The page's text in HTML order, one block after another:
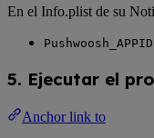
En el Info.plist de su
Pushwoosh_APPID
5. Ejecutar el
Anchor link to